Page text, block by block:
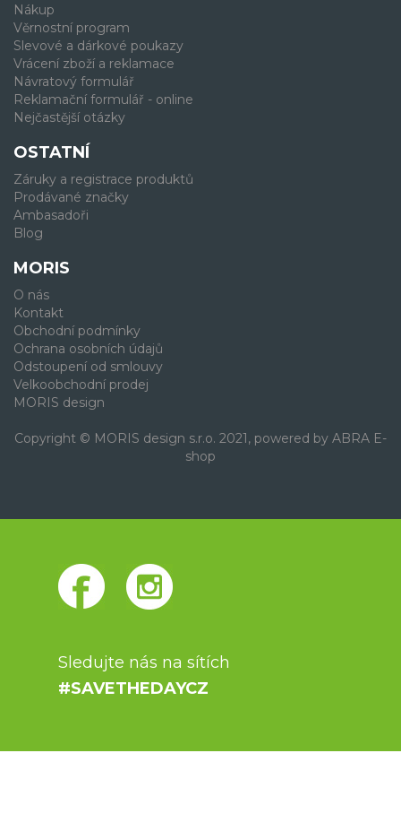
Nákup
Věrnostní program
Slevové a dárkové poukazy
Vrácení zboží a reklamace
Návratový formulář
Reklamační formulář - online
Nejčastější otázky
OSTATNÍ
Záruky a registrace produktů
Prodávané značky
Ambasadoři
Blog
MORIS
O nás
Kontakt
Obchodní podmínky
Ochrana osobních údajů
Odstoupení od smlouvy
Velkoobchodní prodej
MORIS design
Copyright © MORIS design s.r.o. 2021, powered by ABRA E-
shop
Sledujte nás na sítích
#SAVETHEDAYCZ